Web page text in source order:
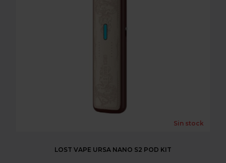
Sin stock
LOST VAPE URSA NANO S2 POD KIT